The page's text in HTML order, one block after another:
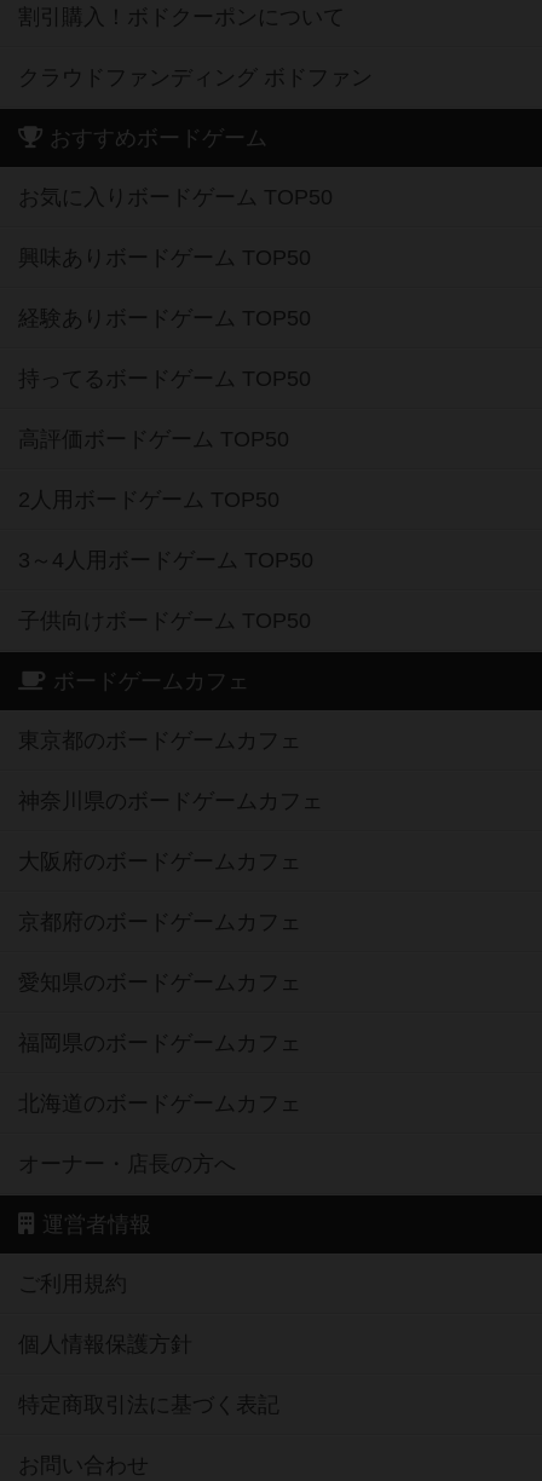
割引購入！ボドクーポンについて
クラウドファンディング ボドファン
おすすめボードゲーム
お気に入りボードゲーム TOP50
興味ありボードゲーム TOP50
経験ありボードゲーム TOP50
持ってるボードゲーム TOP50
高評価ボードゲーム TOP50
2人用ボードゲーム TOP50
3～4人用ボードゲーム TOP50
子供向けボードゲーム TOP50
ボードゲームカフェ
東京都のボードゲームカフェ
神奈川県のボードゲームカフェ
大阪府のボードゲームカフェ
京都府のボードゲームカフェ
愛知県のボードゲームカフェ
福岡県のボードゲームカフェ
北海道のボードゲームカフェ
オーナー・店長の方へ
運営者情報
ご利用規約
個人情報保護方針
特定商取引法に基づく表記
お問い合わせ